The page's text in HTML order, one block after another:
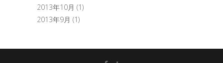
2013年10月 (1)
2013年9月 (1)